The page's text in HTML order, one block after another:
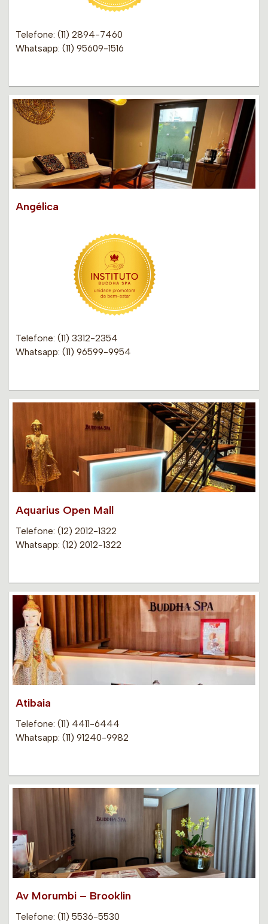
Telefone: (11) 2894-7460
Whatsapp: (11) 95609-1516
Angélica
Telefone: (11) 3312-2354
Whatsapp: (11) 96599-9954
Aquarius Open Mall
Telefone: (12) 2012-1322
Whatsapp: (12) 2012-1322
Atibaia
Telefone: (11) 4411-6444
Whatsapp: (11) 91240-9982
Av Morumbi – Brooklin
Telefone: (11) 5536-5530